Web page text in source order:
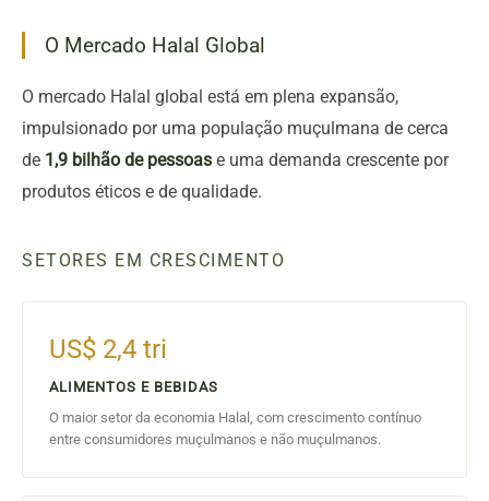
O Mercado Halal Global
O mercado Halal global está em plena expansão,
impulsionado por uma população muçulmana de cerca
de 1,9 bilhão de pessoas e uma demanda crescente por
produtos éticos e de qualidade.
SETORES EM CRESCIMENTO
US$ 2,4 tri
ALIMENTOS E BEBIDAS
O maior setor da economia Halal, com crescimento contínuo
entre consumidores muçulmanos e não muçulmanos.